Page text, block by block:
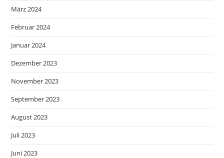
März 2024
Februar 2024
Januar 2024
Dezember 2023
November 2023
September 2023
August 2023
Juli 2023
Juni 2023